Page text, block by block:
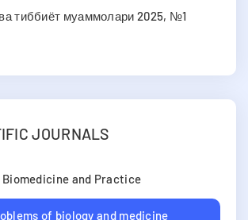
тиббиёт муаммолари 2025, №1
JOURNALS
and Practice
of biology and medicine